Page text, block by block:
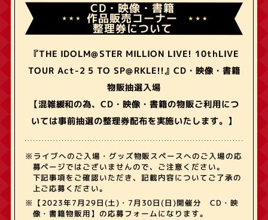
CD・映像・書籍
作品販売コーナー
整理券について
『THE IDOLM@STER MILLION LIVE! 10thLIVE
TOUR Act-2 5 TO SP@RKLE!!』CD・映像・書籍
物販抽選入場
【混雑緩和の為、CD・映像・書籍の物販ご利用につ
いては事前抽選の整理券配布を実施いたします。】
※ライブへのご入場・グッズ物販スペースへのご入場の応
募ページではございませんので、ご注意ください。
下記事項をご確認いただき、記載内容についてご了承の
上ご応募ください。
※【2023年7月29日(土)・7月30日(日)開催分 CD・映
像・書籍物販用】の応募フォームになります。